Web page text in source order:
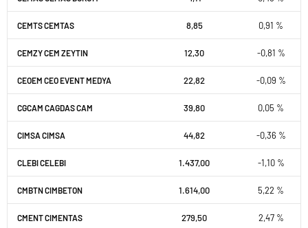
CEMTS CEMTAS 8,85 0,91 %
CEMZY CEM ZEYTIN 12,30 -0,81 %
CEOEM CEO EVENT MEDYA 22,82 -0,09 %
CGCAM CAGDAS CAM 39,80 0,05 %
CIMSA CIMSA 44,82 -0,36 %
CLEBI CELEBI 1.437,00 -1,10 %
CMBTN CIMBETON 1.614,00 5,22 %
CMENT CIMENTAS 279,50 2,47 %